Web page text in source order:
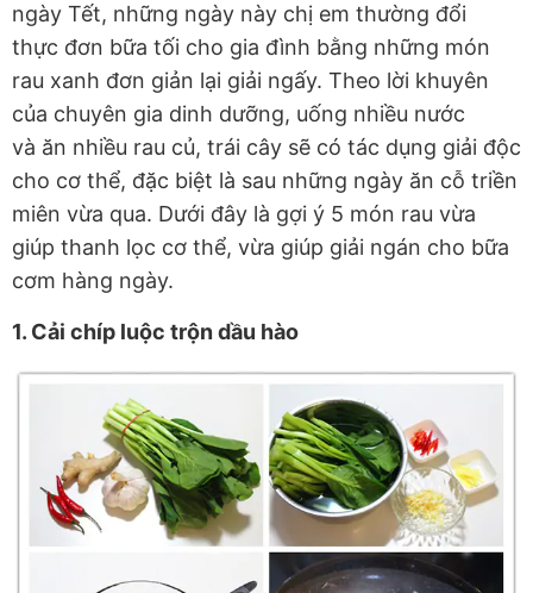
ngày Tết, những ngày này chị em thường đổi
thực đơn bữa tối cho gia đình bằng những món
rau xanh đơn giản lại giải ngấy. Theo lời khuyên
của chuyên gia dinh dưỡng, uống nhiều nước
và ăn nhiều rau củ, trái cây sẽ có tác dụng giải độc
cho cơ thể, đặc biệt là sau những ngày ăn cỗ triền
miên vừa qua. Dưới đây là gợi ý 5 món rau vừa
giúp thanh lọc cơ thể, vừa giúp giải ngán cho bữa
cơm hàng ngày.
1. Cải chíp luộc trộn dầu hào